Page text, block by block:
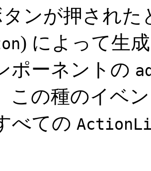
タンが押され
) によって生
ポーネントの
この種のイベ
べての